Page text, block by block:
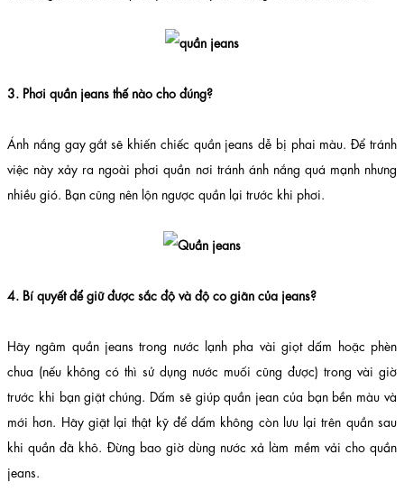
3. Phơi quần jeans thế nào cho đúng?
Ánh nắng gay gắt sẽ khiến chiếc quần jeans dễ bị phai màu. Để tránh
việc này xảy ra ngoài phơi quần nơi tránh ánh nắng quá mạnh nhưng
nhiều gió. Bạn cũng nên lộn ngược quần lại trước khi phơi.
4. Bí quyết để giữ được sắc độ và độ co giãn của jeans?
Hãy ngâm quần jeans trong nước lạnh pha vài giọt dấm hoặc phèn
chua (nếu không có thì sử dụng nước muối cũng được) trong vài giờ
trước khi bạn giặt chúng. Dấm sẽ giúp quần jean của bạn bền màu và
mới hơn. Hãy giặt lại thật kỹ để dấm không còn lưu lại trên quần sau
khi quần đã khô. Đừng bao giờ dùng nước xả làm mềm vải cho quần
jeans.